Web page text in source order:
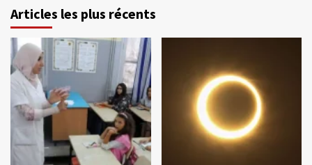
Articles les plus récents